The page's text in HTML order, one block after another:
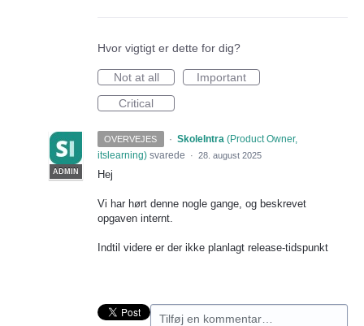
Hvor vigtigt er dette for dig?
Not at all
Important
Critical
OVERVEJES ·
ADMIN
SkoleIntra (Product Owner,
itslearning) svarede · 28. august 2025
Hej
Vi har hørt denne nogle gange, og beskrevet
opgaven internt.
Indtil videre er der ikke planlagt release-tidspunkt
Tilføj en kommentar…